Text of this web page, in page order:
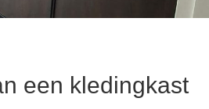
een kledingkast